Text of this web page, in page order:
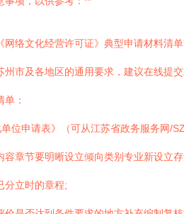
网络文化经营许可证》典型申请材料清
州市及各地区的通用要求，建议在线提
：
位申请表》（可从江苏省政务服务网/
容章节要明晰设立倾向类别专业新设立
分立时的章程;